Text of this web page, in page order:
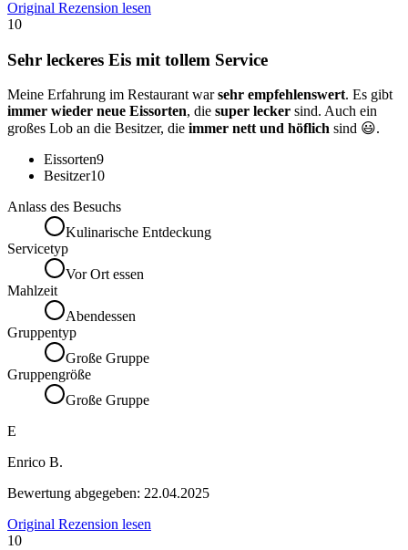
Original Rezension lesen
10
Sehr leckeres Eis mit tollem Service
Meine Erfahrung im Restaurant warsehr empfehlenswert. Es gibt
immer wieder neue Eissorten, die super lecker sind. Auch ein
großes Lob an die Besitzer, die immer nett und höflich sind 😃.
Eissorten9
Besitzer10
Anlass des Besuchs
Kulinarische Entdeckung
Servicetyp
Vor Ort essen
Mahlzeit
Abendessen
Gruppentyp
Große Gruppe
Gruppengröße
Große Gruppe
E
Enrico B.
Bewertung abgegeben: 22.04.2025
Original Rezension lesen
10